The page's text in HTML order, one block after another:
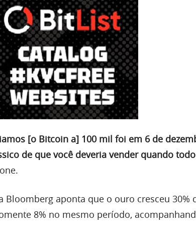
[o Bitcoin a] 100 mil foi em 6 de
de que você deveria vender quando
Bloomberg aponta que o ouro cresceu 30%
8% no mesmo período,